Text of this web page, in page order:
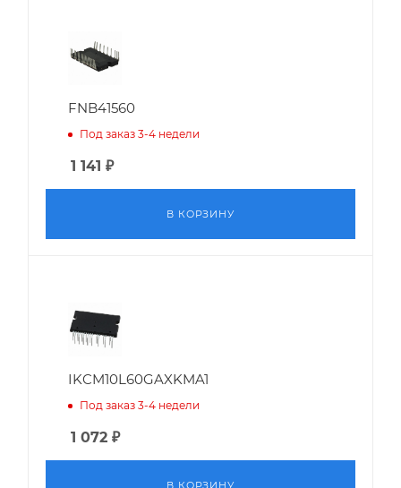
FNB41560
Под заказ 3-4 недели
1 141 ₽
В КОРЗИНУ
IKCM10L60GAXKMA1
Под заказ 3-4 недели
1 072 ₽